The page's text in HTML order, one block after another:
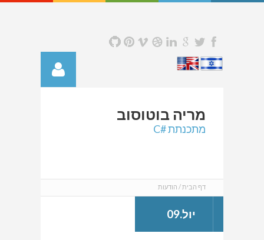
מריה בוטוסוב
מתכנתת #C
דף הבית הודעות
יול.09